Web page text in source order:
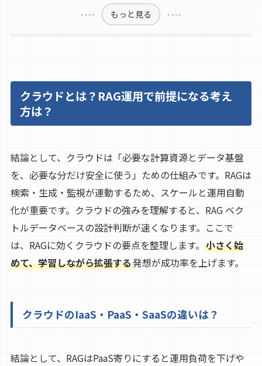
もっと見る
クラウドとは？RAG運用で前提になる考え
方は？
結論として、クラウドは「必要な計算資源とデータ基盤
を、必要な分だけ安全に使う」ための仕組みです。RAGは
検索・生成・監視が連動するため、スケールと運用自動
化が重要です。クラウドの強みを理解すると、RAG ベク
トルデータベースの設計判断が速くなります。ここで
は、RAGに効くクラウドの要点を整理します。 小さく始
めて、学習しながら拡張する発想が成功率を上げます。
クラウドのIaaS・PaaS・SaaSの違いは？
結論として、RAGはPaaS寄りにすると運用負荷を下げや